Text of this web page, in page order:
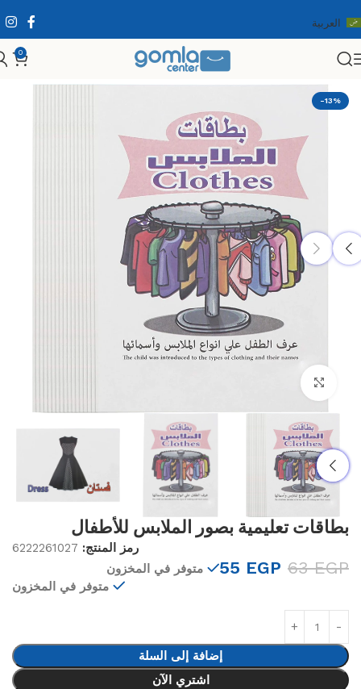
العربية
0
الرئيسية ألعاب تعليمية
-13%
Click to enlarge
بطاقات تعليمية بصور الملابس للأطفال
رمز المنتج: 6222261027
63EGP
55 EGP
متوفر في المخزون
متوفر في المخزون
إضافة إلى السلة
اشتري الآن